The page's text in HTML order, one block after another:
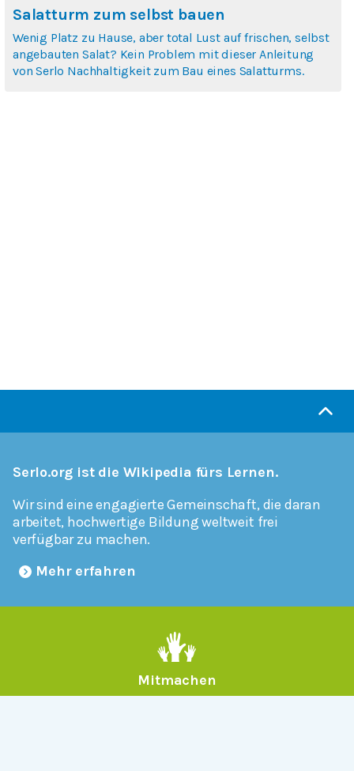
Salatturm zum selbst bauen
Wenig Platz zu Hause, aber total Lust auf frischen, selbst
angebauten Salat? Kein Problem mit dieser Anleitung
von Serlo Nachhaltigkeit zum Bau eines Salatturms.
Serlo.org ist die Wikipedia fürs Lernen.
Wir sind eine engagierte Gemeinschaft, die daran
arbeitet, hochwertige Bildung weltweit frei
verfügbar zu machen.
Mehr erfahren
Mitmachen